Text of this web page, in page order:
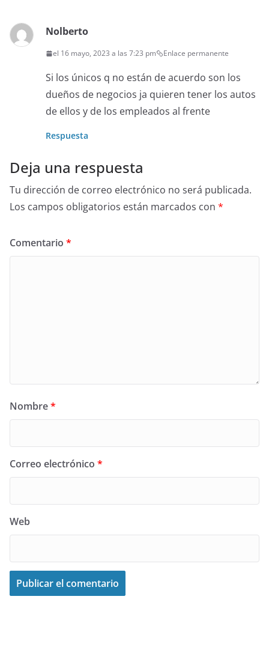
Nolberto
el 16 mayo, 2023 a las 7:23 pm Enlace permanente
Si los únicos q no están de acuerdo son los
dueños de negocios ja quieren tener los autos
de ellos y de los empleados al frente
Respuesta
Deja una respuesta
Tu dirección de correo electrónico no será publicada.
Los campos obligatorios están marcados con *
Comentario *
Nombre*
Correo electrónico *
Web